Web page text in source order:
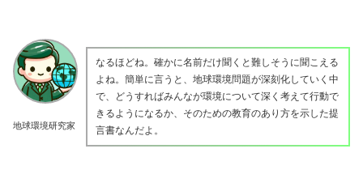
地球環境研究家
なるほどね。確かに名前だけ聞くと難しそうに聞こえる
よね。簡単に言うと、地球環境問題が深刻化していく中
で、どうすればみんなが環境について深く考えて行動で
きるようになるか、そのための教育のあり方を示した提
言書なんだよ。